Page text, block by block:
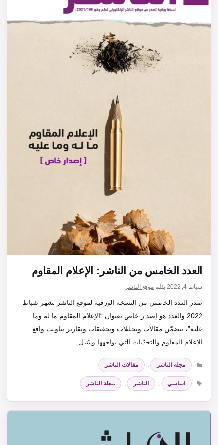
العدد الخامس من الناشر: الإعلام المقاوم
شباط 4, 2022 بقلم موقع الناشر
صدر العدد الخامس من النسخة الورقية لموقع الناشر لشهر شباط
2022.والعدد هو إصدار خاص بعنوان “الإعلام المقاوم ما له وما
عليه”، يتضمّن مقالات وتحليلات وتحقيقات وتقارير تناولت واقع
الإعلام المقاوم والتحدّيات التي يواجهها وسُبل…
التصنيفات
مجلة الناشر ,
مقالات الناشر
الوسوم
اساسي , الناشر , مجلة الناشر